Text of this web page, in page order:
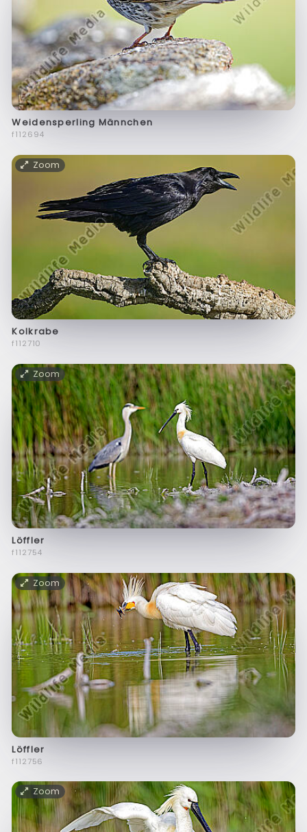
Weidensperling Männchen
f112694
Zoom
Kolkrabe
f112710
Zoom
Löffler
f112754
Zoom
Löffler
f112756
Zoom